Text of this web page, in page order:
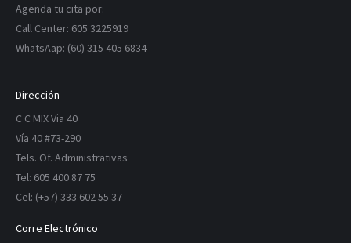
Agenda tu cita por:
Call Center: 605 3225919
WhatsAap: (60) 315 405 6834
Dirección
C C MIX Via 40
Vía 40 #73-290
Tels. Of. Administrativas
Tel: 605 400 87 75
Cel: (+57) 333 602 55 37
Corre Electrónico